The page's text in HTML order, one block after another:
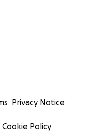
Privacy Notice
Cookie Policy